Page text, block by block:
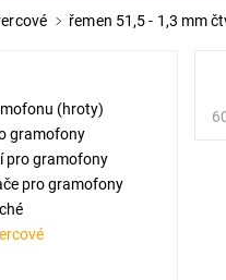
PRO GRAMOFONY
řemen 51,5 - 1,3 mm
(hroty)
gramofony
pro gramofony
pro gramofony